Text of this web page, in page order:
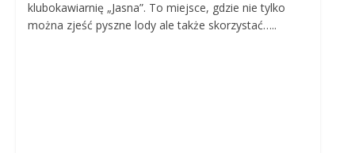
klubokawiarnię „Jasna”. To miejsce, gdzie nie tylko
można zjeść pyszne lody ale także skorzystać…..